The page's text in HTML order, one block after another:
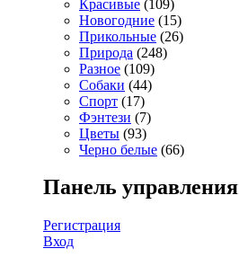
Красивые (109)
Новогодние (15)
Прикольные (26)
Природа (248)
Разное (109)
Собаки (44)
Спорт (17)
Фэнтези (7)
Цветы (93)
Черно белые (66)
Панель управления
Регистрация
Вход